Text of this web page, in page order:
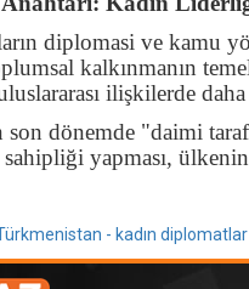
diplomasi ve kamu
kalkınmanın
ilişkilerde
son dönemde "daimi
yapması,
- kadın